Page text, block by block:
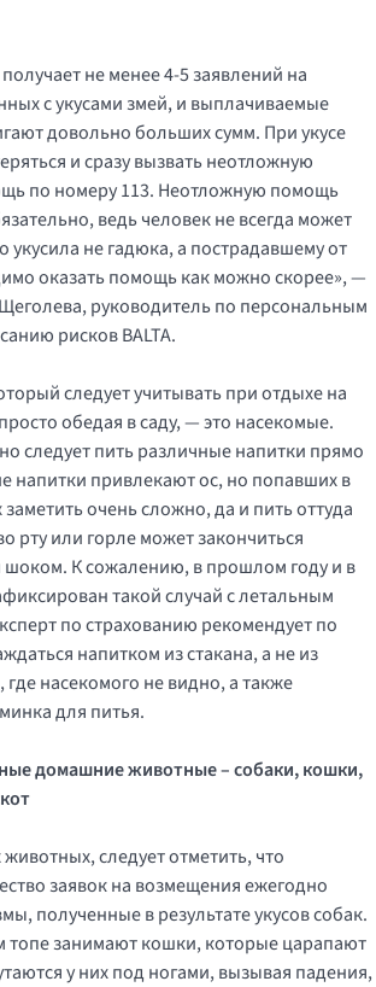
не менее 4-5 заявлений на
с укусами змей, и выплачиваемые
довольно больших сумм. При укусе
и сразу вызвать неотложную
по номеру 113. Неотложную помощь
ведь человек не всегда может
укусила не гадюка, а пострадавшему от
оказать помощь как можно скорее», —
руководитель по персональным
рисков BALTA.
следует учитывать при отдыхе на
обедая в саду, — это насекомые.
следует пить различные напитки прямо
напитки привлекают ос, но попавших в
очень сложно, да и пить оттуда
рту или горле может закончиться
К сожалению, в прошлом году и в
такой случай с летальным
по страхованию рекомендует по
напитком из стакана, а не из
насекомого не видно, а также
для питья.
домашние животные – собаки, кошки,
следует отметить, что
заявок на возмещения ежегодно
полученные в результате укусов собак.
топе занимают кошки, которые царапают
у них под ногами, вызывая падения,